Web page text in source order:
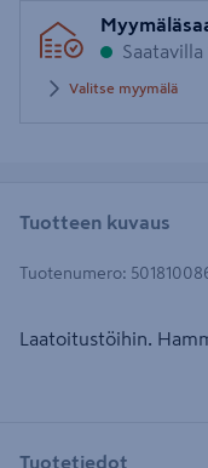
postinumero
Valitse myymälä
Tuotteen kuvaus
Tuotenumero:
Laatoitustöihin.
Tuotetiedot